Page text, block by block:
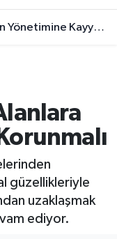
Kayyum Atandı
güzellikleriyle
uzaklaşmak
ediyor.